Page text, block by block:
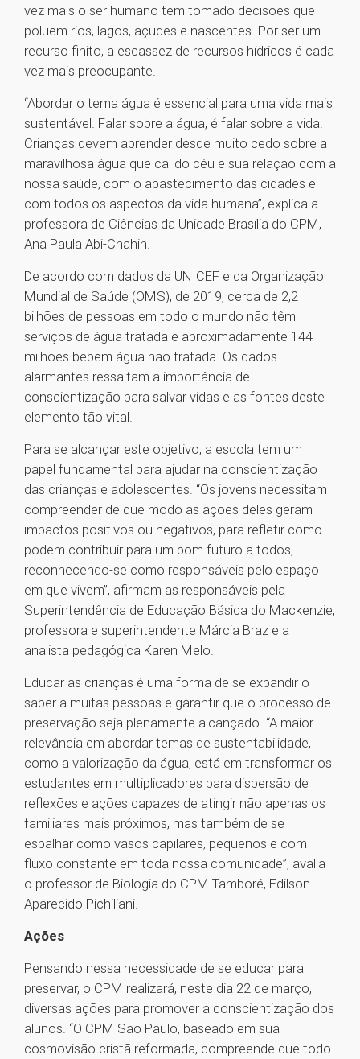
vez mais o ser humano tem tomado decisões que
poluem rios, lagos, açudes e nascentes. Por ser um
recurso finito, a escassez de recursos hídricos é cada
vez mais preocupante.
“Abordar o tema água é essencial para uma vida mais
sustentável. Falar sobre a água, é falar sobre a vida.
Crianças devem aprender desde muito cedo sobre a
maravilhosa água que cai do céu e sua relação com a
nossa saúde, com o abastecimento das cidades e
com todos os aspectos da vida humana”, explica a
professora de Ciências da Unidade Brasília do CPM,
Ana Paula Abi-Chahin.
De acordo com dados da UNICEF e da Organização
Mundial de Saúde (OMS), de 2019, cerca de 2,2
bilhões de pessoas em todo o mundo não têm
serviços de água tratada e aproximadamente 144
milhões bebem água não tratada. Os dados
alarmantes ressaltam a importância de
conscientização para salvar vidas e as fontes deste
elemento tão vital.
Para se alcançar este objetivo, a escola tem um
papel fundamental para ajudar na conscientização
das crianças e adolescentes. “Os jovens necessitam
compreender de que modo as ações deles geram
impactos positivos ou negativos, para refletir como
podem contribuir para um bom futuro a todos,
reconhecendo-se como responsáveis pelo espaço
em que vivem”, afirmam as responsáveis pela
Superintendência de Educação Básica do Mackenzie,
professora e superintendente Márcia Braz e a
analista pedagógica Karen Melo.
Educar as crianças é uma forma de se expandir o
saber a muitas pessoas e garantir que o processo de
preservação seja plenamente alcançado. “A maior
relevância em abordar temas de sustentabilidade,
como a valorização da água, está em transformar os
estudantes em multiplicadores para dispersão de
reflexões e ações capazes de atingir não apenas os
familiares mais próximos, mas também de se
espalhar como vasos capilares, pequenos e com
fluxo constante em toda nossa comunidade”, avalia
o professor de Biologia do CPM Tamboré, Edilson
Aparecido Pichiliani.
Ações
Pensando nessa necessidade de se educar para
preservar, o CPM realizará, neste dia 22 de março,
diversas ações para promover a conscientização dos
alunos. “O CPM São Paulo, baseado em sua
cosmovisão cristã reformada, compreende que todo